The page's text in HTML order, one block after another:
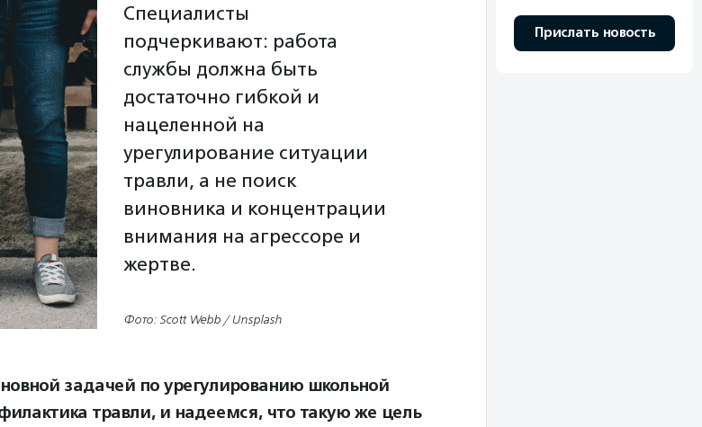
Специалисты
подчеркивают: работа
службы должна быть
достаточно гибкой и
нацеленной на
урегулирование ситуации
травли, а не поиск
виновника и концентрации
внимания на агрессоре и
жертве.
Фото: Scott Webb / Unsplash
задачей по урегулированию школьной
травли, и надеемся, что такую же цель
Прислать новость